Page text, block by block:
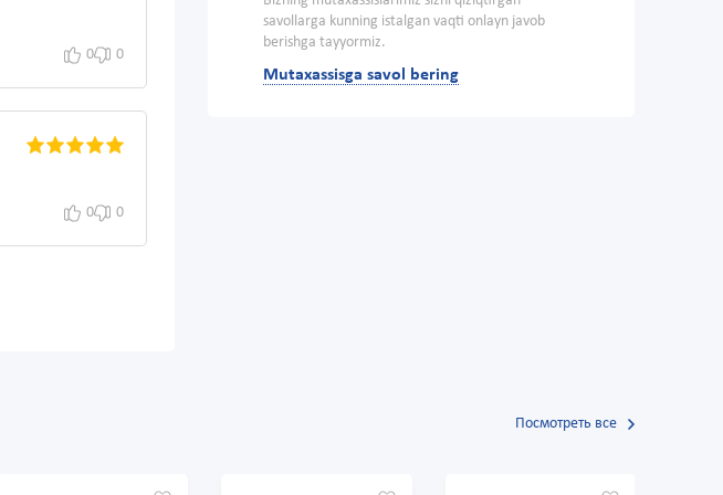
0 0
0 0
savollarga kunning istalgan vaqti onlayn javob
berishga tayyormiz.
Mutaxassisga savol bering
Посмотреть все